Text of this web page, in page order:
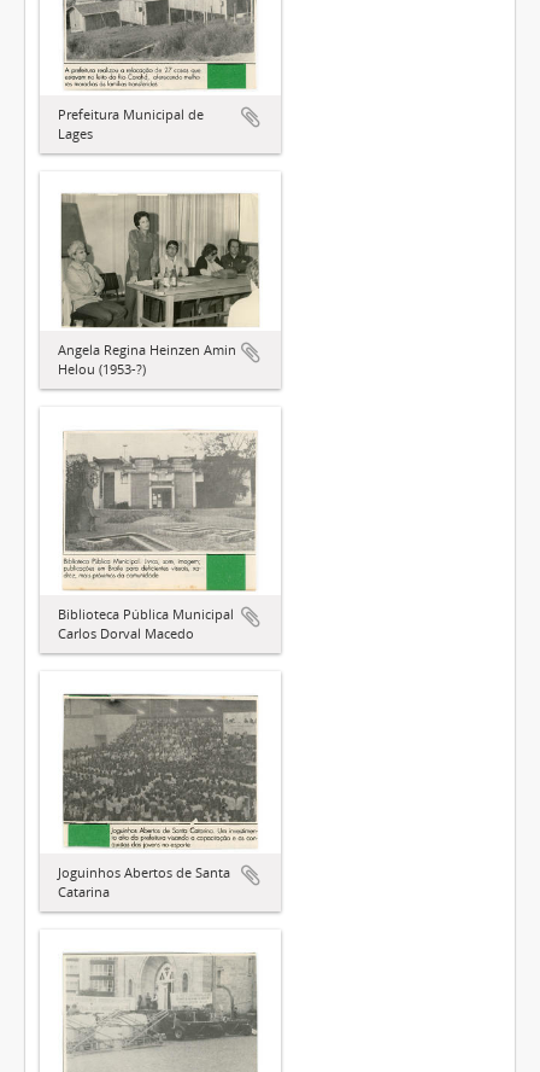
Prefeitura Municipal de
Lages
Angela Regina Heinzen Amin
Helou (1953-?)
Biblioteca Pública Municipal
Carlos Dorval Macedo
Joguinhos Abertos de Santa
Catarina